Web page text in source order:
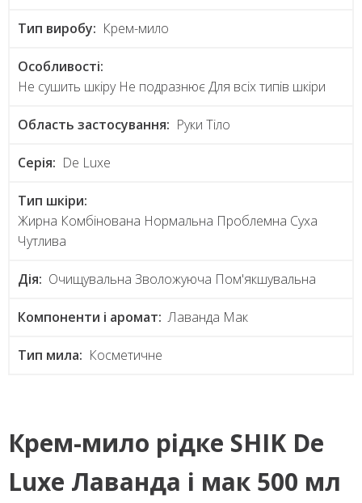
Тип виробу: Крем-мило
Особливості:
Не сушить шкіру Не подразнює Для всіх типів шкіри
Область застосування: Руки Тіло
Серія: De Luxe
Тип шкіри:
Жирна Комбінована Нормальна Проблемна Суха
Чутлива
Дія: Очищувальна Зволожуюча Пом'якшувальна
Компоненти і аромат: Лаванда Мак
Тип мила: Косметичне
Крем-мило рідке SHIK De
Luxe Лаванда і мак 500 мл